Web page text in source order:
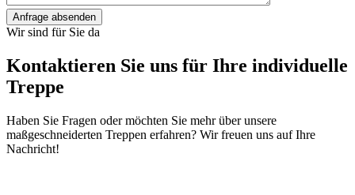
Anfrage absenden
Wir sind für Sie da
Kontaktieren Sie uns für Ihre individuelle
Treppe
Haben Sie Fragen oder möchten Sie mehr über unsere
maßgeschneiderten Treppen erfahren? Wir freuen uns auf Ihre
Nachricht!